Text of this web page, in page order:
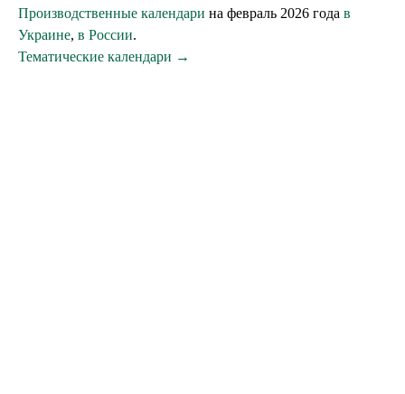
Производственные календари на февраль 2026 года в
Украине, в России.
Тематические календари →